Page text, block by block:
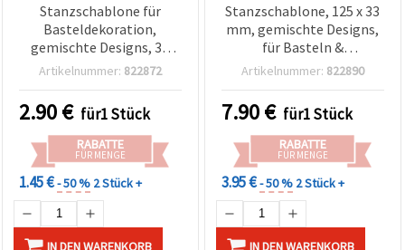
Stanzschablone für
Basteldekoration,
gemischte Designs, 35
mm
Artikelnummer: 822872
2.90€ für1 Stück
RABATTE
FÜR MENGE
1.45 €- 50 % 2 Stück +
IN DEN WARENKORB
Stanzschablone, 125 x 33
mm, gemischte Designs,
für Basteln &
Scrapbooking
Artikelnummer: 822890
7.90€ für1 Stück
RABATTE
FÜR MENGE
3.95 €- 50 % 2 Stück +
IN DEN WARENKORB